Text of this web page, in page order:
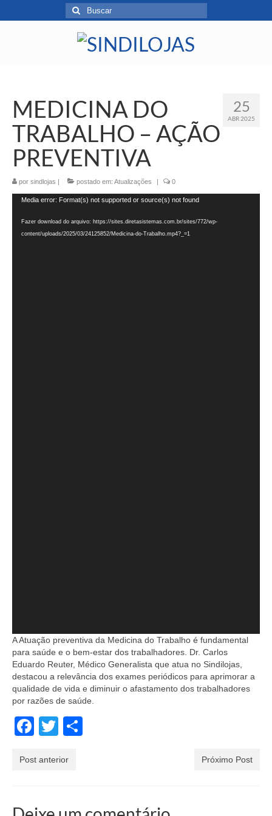
25
ABR 2025
MEDICINA DO
TRABALHO – AÇÃO
PREVENTIVA
por sindlojas | postado em: Atualizações | 0
Tocador
vídeo
Media error: Format(s) not supported or source(s) not found
Fazer download do arquivo: https://sites.diretasistemas.com.br/sites/772/wp-
content/uploads/2025/03/24125852/Medicina-do-Trabalho.mp4?_=1
A Atuação preventiva da Medicina do Trabalho é fundamental
para saúde e o bem-estar dos trabalhadores. Dr. Carlos
Eduardo Reuter, Médico Generalista que atua no Sindilojas,
destacou a relevância dos exames periódicos para aprimorar a
qualidade de vida e diminuir o afastamento dos trabalhadores
por razões de saúde.
Facebook
Twitter
Post anterior Próximo Post